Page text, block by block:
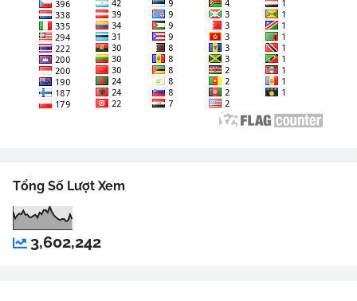
Tổng Số Lượt Xem
3,602,242